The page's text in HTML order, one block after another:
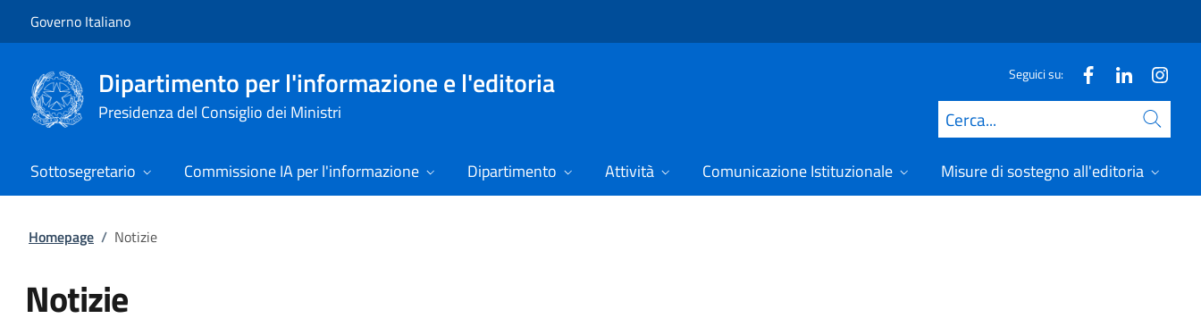
Governo Italiano
Dipartimento per l'informazione e l'editoria
Presidenza del Consiglio dei Ministri
Seguici su:
Cerca
Sottosegretario Commissione IA per l'informazione Dipartimento Attività Comunicazione Istituzionale Misure di sostegno all'editoria
Homepage / Notizie
Notizie